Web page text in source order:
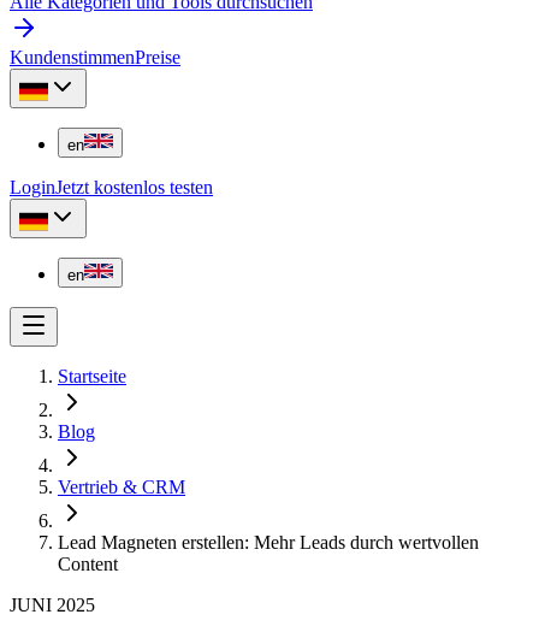
KundenstimmenPreise
en
LoginJetzt kostenlos testen
en
Startseite
Blog
Vertrieb & CRM
Lead Magneten erstellen: Mehr Leads durch wertvollen
Content
JUNI 2025